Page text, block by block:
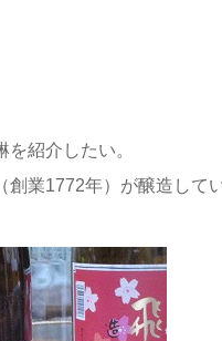
紹介したい。
創業1772年）が醸造して